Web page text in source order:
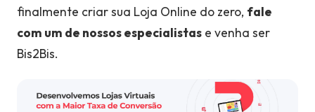
finalmente criar sua Loja Online do zero, fale
com um de nossos especialistas e venha ser
Bis2Bis.